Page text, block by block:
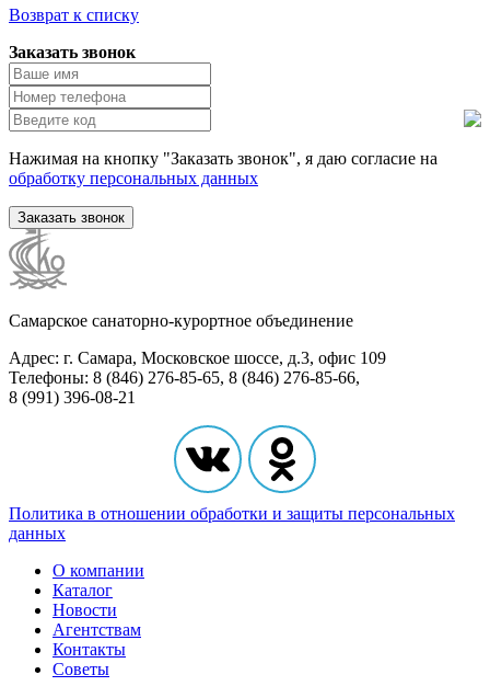
Возврат к списку
Заказать звонок
Нажимая на кнопку "Заказать звонок", я даю согласие на
обработку персональных данных
Заказать звонок
Самарское санаторно-курортное объединение
Адрес: г. Самара, Московское шоссе, д.3, офис 109
Телефоны: 8 (846) 276-85-65, 8 (846) 276-85-66,
8 (991) 396-08-21
Политика в отношении обработки и защиты персональных
данных
О компании
Каталог
Новости
Агентствам
Контакты
Советы